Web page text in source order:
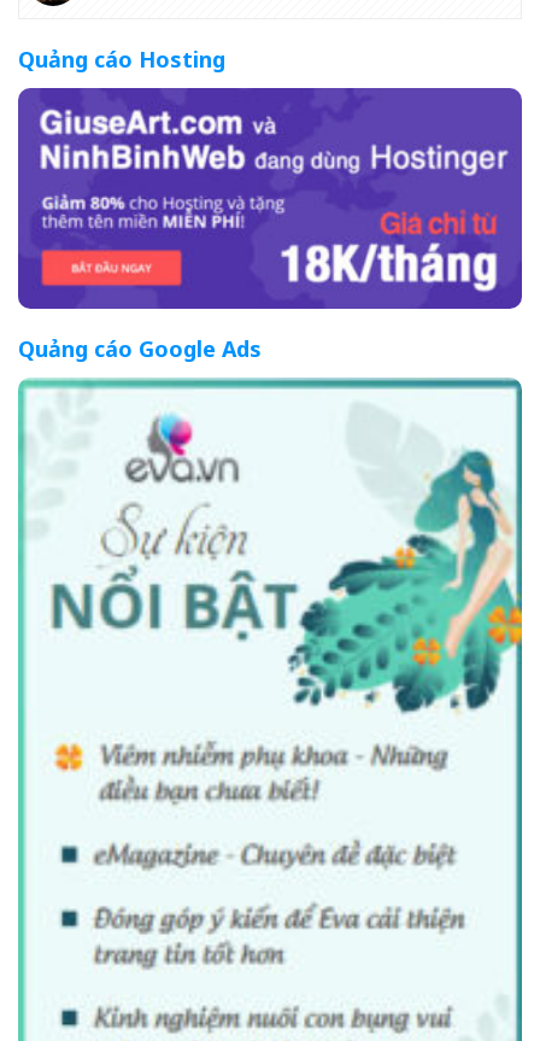
Quảng cáo Hosting
Quảng cáo Google Ads